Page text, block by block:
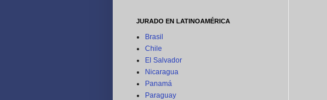
JURADO EN LATINOAMÉRICA
Brasil
Chile
El Salvador
Nicaragua
Panamá
Paraguay